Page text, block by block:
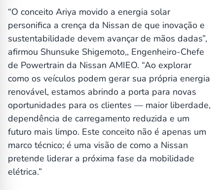
“O conceito Ariya movido a energia solar
personifica a crença da Nissan de que inovação e
sustentabilidade devem avançar de mãos dadas”,
afirmou Shunsuke Shigemoto,, Engenheiro-Chefe
de Powertrain da Nissan AMIEO. “Ao explorar
como os veículos podem gerar sua própria energia
renovável, estamos abrindo a porta para novas
oportunidades para os clientes — maior liberdade,
dependência de carregamento reduzida e um
futuro mais limpo. Este conceito não é apenas um
marco técnico; é uma visão de como a Nissan
pretende liderar a próxima fase da mobilidade
elétrica.”